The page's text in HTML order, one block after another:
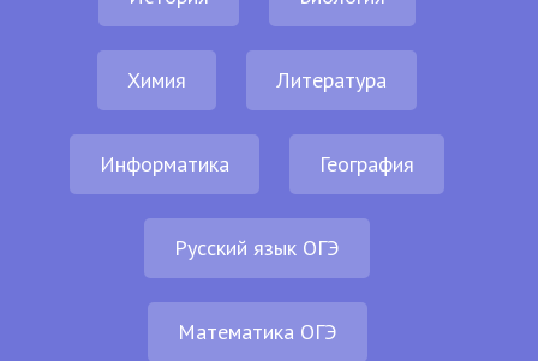
Химия Литература
Информатика География
Русский язык ОГЭ
Математика ОГЭ